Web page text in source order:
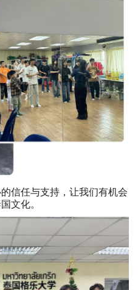
信任与支持，让我们有机会
文化。